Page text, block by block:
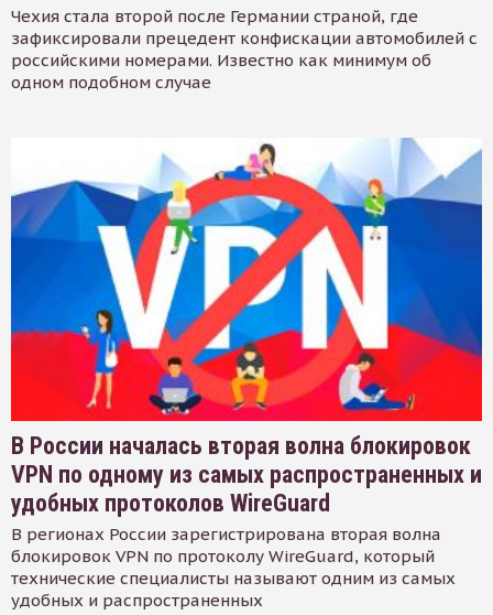
Чехия стала второй после Германии страной, где
зафиксировали прецедент конфискации автомобилей с
российскими номерами. Известно как минимум об
одном подобном случае
В России началась вторая волна блокировок
VPN по одному из самых распространенных и
удобных протоколов WireGuard
В регионах России зарегистрирована вторая волна
блокировок VPN по протоколу WireGuard, который
технические специалисты называют одним из самых
удобных и распространенных